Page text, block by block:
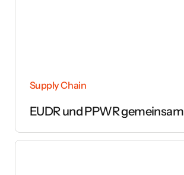
Supply Chain
EUDR und PPWR gemeinsam